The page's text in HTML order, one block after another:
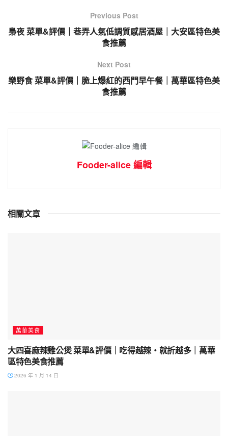
Previous Post
梟夜 菜單&評價｜巷弄人氣低調質感居酒屋｜大安區特色美
食推薦
Next Post
樂野食 菜單&評價｜脆上爆紅的西門早午餐｜萬華區特色美
食推薦
Fooder-alice 編輯
相關文章
萬華美食
大四喜麻辣雞公煲 菜單&評價｜吃得越辣・就折越多｜萬華
區特色美食推薦
2026 年 1 月 14 日